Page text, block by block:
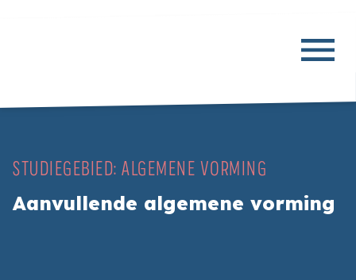
STUDIEGEBIED: ALGEMENE VORMING
Aanvullende algemene vorming